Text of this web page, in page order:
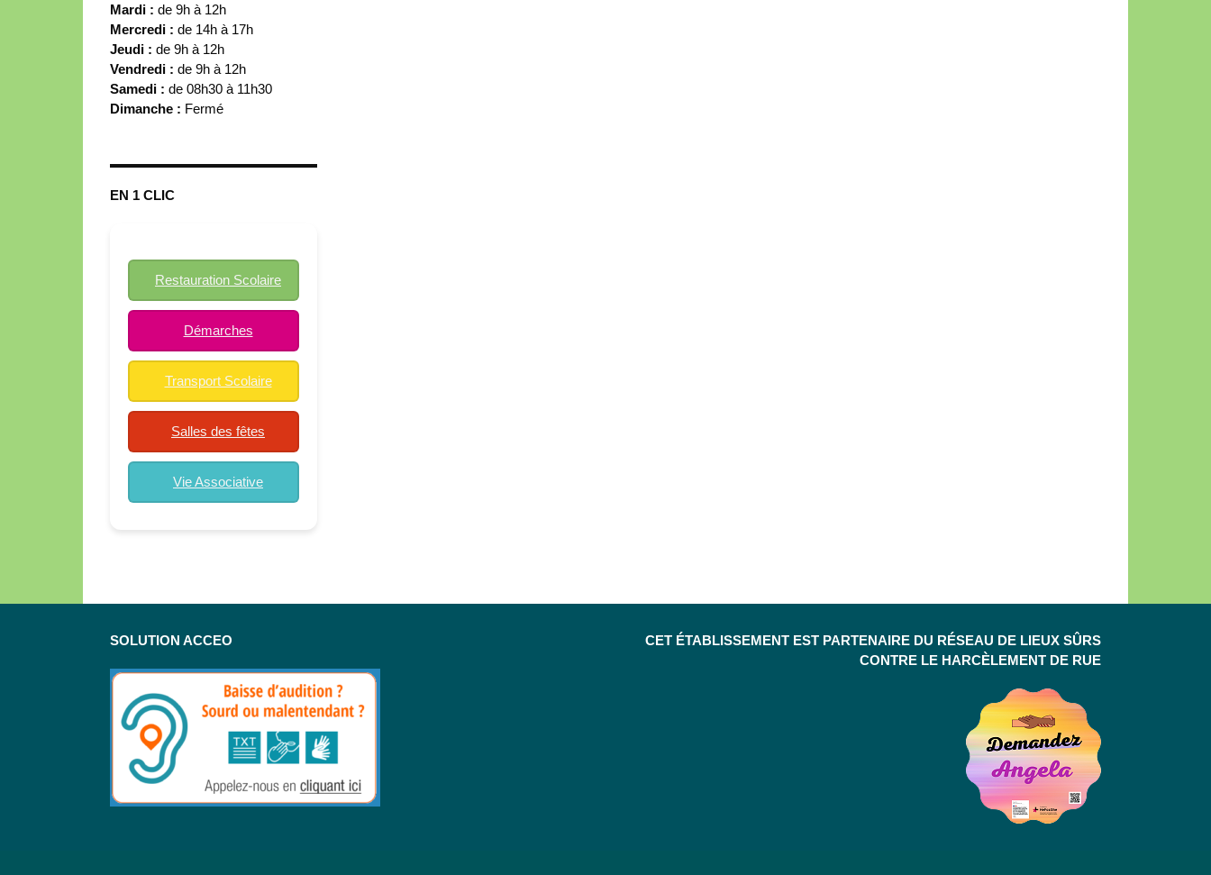
Mardi : de 9h à 12h
Mercredi : de 14h à 17h
Jeudi : de 9h à 12h
Vendredi : de 9h à 12h
Samedi : de 08h30 à 11h30
Dimanche : Fermé
EN 1 CLIC
Restauration Scolaire
Démarches
Transport Scolaire
Salles des fêtes
Vie Associative
SOLUTION ACCEO
CET ÉTABLISSEMENT EST PARTENAIRE DU RÉSEAU DE LIEUX SÛRS
CONTRE LE HARCÈLEMENT DE RUE